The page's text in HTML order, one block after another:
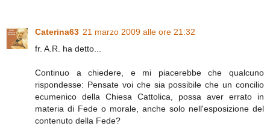
Caterina63 21 marzo 2009 alle ore 21:32
fr. A.R. ha detto...
Continuo a chiedere, e mi piacerebbe che qualcuno
rispondesse: Pensate voi che sia possibile che un concilio
ecumenico della Chiesa Cattolica, possa aver errato in
materia di Fede o morale, anche solo nell'esposizione del
contenuto della Fede?